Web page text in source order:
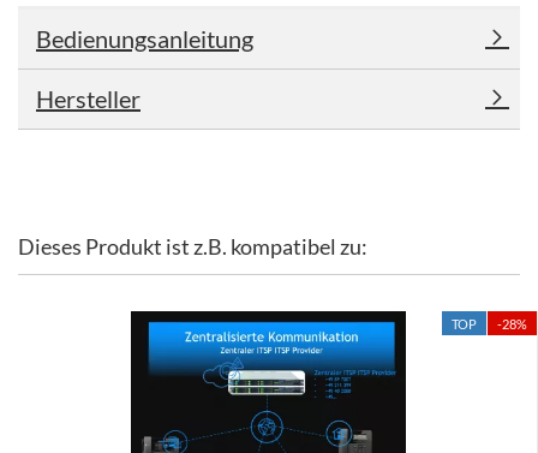
Bedienungsanleitung
Hersteller
Dieses Produkt ist z.B. kompatibel zu:
TOP -28%